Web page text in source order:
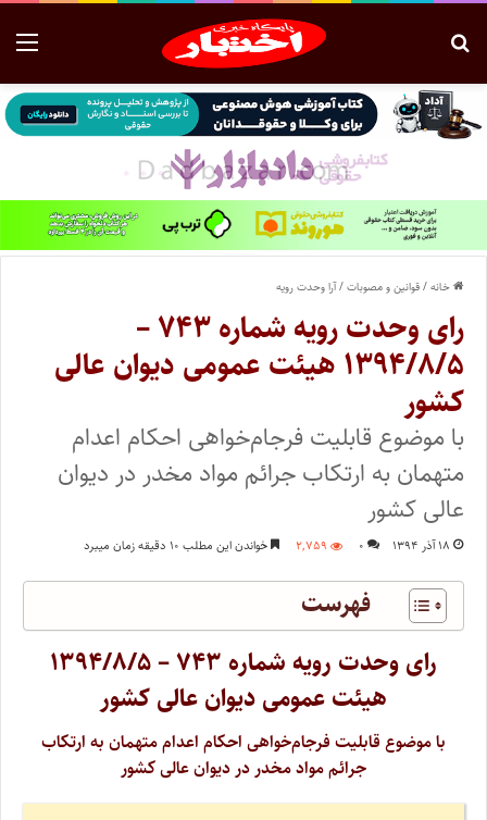
خانه/قوانین و مصوبات/آرا وحدت رویه
رای وحدت‌ رویه شماره ۷۴۳ –
۱۳۹۴/۸/۵ هیئت‌ عمومی دیوان ‌عالی
‌کشور
با موضوع قابلیت فرجام‌خواهی احکام اعدام
متهمان به ارتکاب جرائم مواد مخدر در دیوان
عالی کشور
۱۸ آذر ۱۳۹۴ ۰ ۲,۷۵۹ خواندن این مطلب ۱۰ دقیقه زمان میبرد
فهرست
رای وحدت‌ رویه شماره ۷۴۳ – ۱۳۹۴/۸/۵
هیئت‌ عمومی دیوان ‌عالی ‌کشور
با موضوع قابلیت فرجام‌خواهی احکام اعدام متهمان به ارتکاب
جرائم مواد مخدر در دیوان عالی کشور